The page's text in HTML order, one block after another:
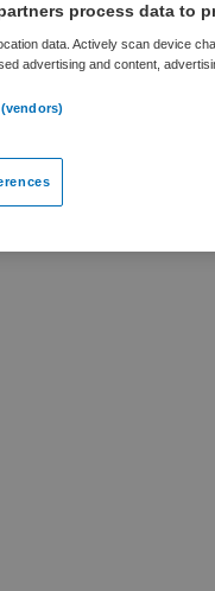
Antonius
vacatures die
process data to
data. Actively scan device
advertising and content,